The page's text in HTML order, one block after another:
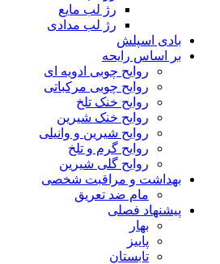
رژ لب مایع
رژ لب مدادی
بادی اسپلش
بر اساس رایحه
روایح چوبی ادویه ای
روایح چوبی مرکباتی
روایح خنک تلخ
روایح خنک شیرین
روایح شیرین و وانیلی
روایح گرم و تلخ
روایح گلی شیرین
بهداشت و مراقبت شخصی
مام ضد تعریق
پیشنهاد فصلی
بهار
پاییز
تابستان